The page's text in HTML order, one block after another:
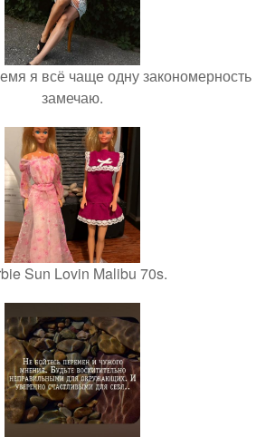
я всё чаще одну закономерность
замечаю.
Sun Lovin Malibu 70s.